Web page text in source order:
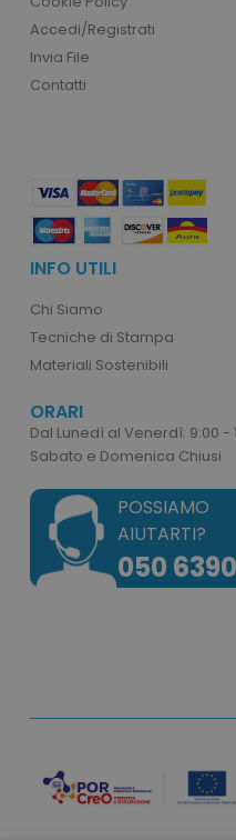
Accedi/Registrati
Invia File
Contatti
INFO UTILI
Chi Siamo
Tecniche di Stampa
Materiali Sostenibili
ORARI
Dal Lunedì al Venerdì: 9:00 -
Sabato e Domenica Chiusi
POSSIAMO
AIUTARTI?
050